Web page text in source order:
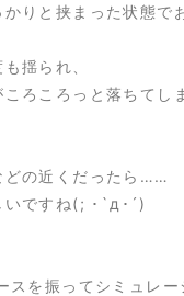
りと挟まった状態で
揺られ、
ろころっと落ちてし
どの近くだったら……
いですね(; ･`д･´)
スを振ってシミュレー